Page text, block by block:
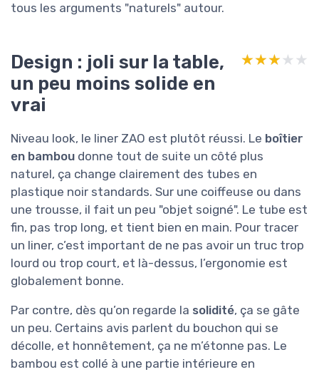
tous les arguments "naturels" autour.
Design : joli sur la table,
un peu moins solide en
vrai
★★★★★
★★★★★
Niveau look, le liner ZAO est plutôt réussi. Le boîtier
en bambou donne tout de suite un côté plus
naturel, ça change clairement des tubes en
plastique noir standards. Sur une coiffeuse ou dans
une trousse, il fait un peu "objet soigné". Le tube est
fin, pas trop long, et tient bien en main. Pour tracer
un liner, c’est important de ne pas avoir un truc trop
lourd ou trop court, et là-dessus, l’ergonomie est
globalement bonne.
Par contre, dès qu’on regarde la solidité, ça se gâte
un peu. Certains avis parlent du bouchon qui se
décolle, et honnêtement, ça ne m’étonne pas. Le
bambou est collé à une partie intérieure en